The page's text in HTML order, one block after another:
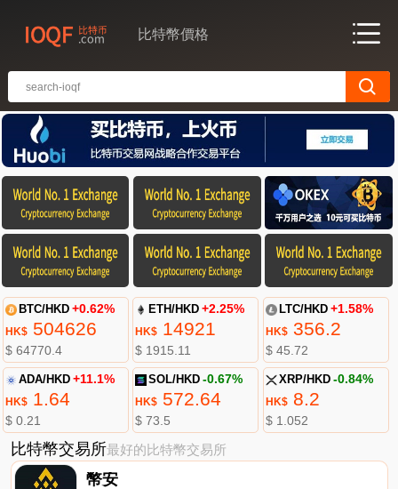
比特幣價格
BTC/HKD +0.62%
HK$504626
$ 64770.4
ETH/HKD +2.25%
HK$ 14921
$ 1915.11
LTC/HKD +1.58%
HK$356.2
$ 45.72
ADA/HKD +11.1%
HK$1.64
$ 0.21
SOL/HKD -0.67%
HK$ 572.64
$ 73.5
XRP/HKD -0.84%
HK$8.2
$ 1.052
比特幣交易所最好的比特幣交易所
幣安